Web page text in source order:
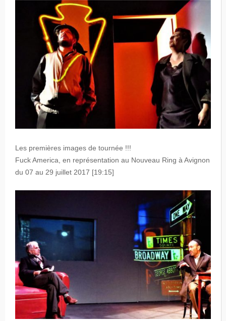
Les premières images de tournée !!!
Fuck America, en représentation au Nouveau Ring à Avignon
du 07 au 29 juillet 2017 [19:15]